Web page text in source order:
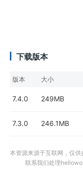
下载版本
版本 大小
7.4.0 249MB
7.3.0 246.1MB
本资源来源于互联网，仅
联系我们处理